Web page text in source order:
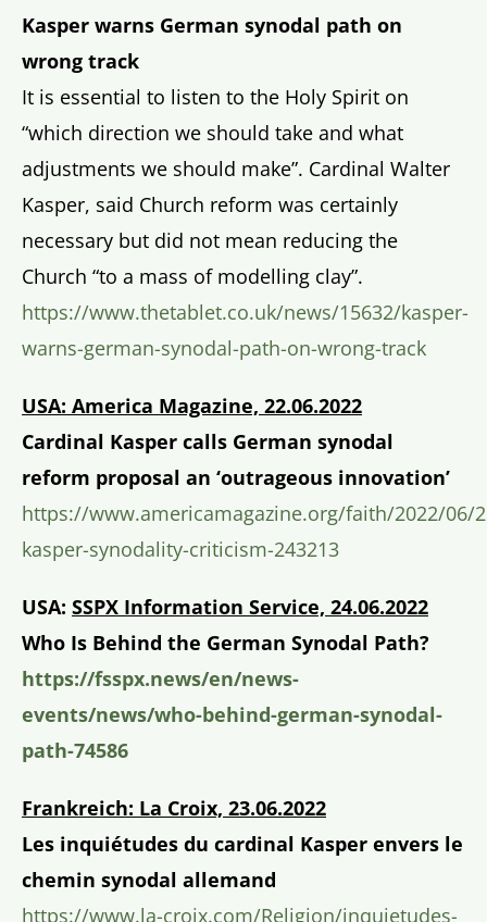
Kasper warns German synodal path on
wrong track
It is essential to listen to the Holy Spirit on
“which direction we should take and what
adjustments we should make”. Cardinal Walter
Kasper, said Church reform was certainly
necessary but did not mean reducing the
Church “to a mass of modelling clay”.
https://www.thetablet.co.uk/news/15632/kasper-
warns-german-synodal-path-on-wrong-track
USA: America Magazine, 22.06.2022
Cardinal Kasper calls German synodal
reform proposal an ‘outrageous innovation’
https://www.americamagazine.org/faith/2022/06/
kasper-synodality-criticism-243213
USA: SSPX Information Service, 24.06.2022
Who Is Behind the German Synodal Path?
https://fsspx.news/en/news-
events/news/who-behind-german-synodal-
path-74586
Frankreich: La Croix, 23.06.2022
Les inquiétudes du cardinal Kasper envers le
chemin synodal allemand
https://www.la-croix.com/Religion/inquietudes-